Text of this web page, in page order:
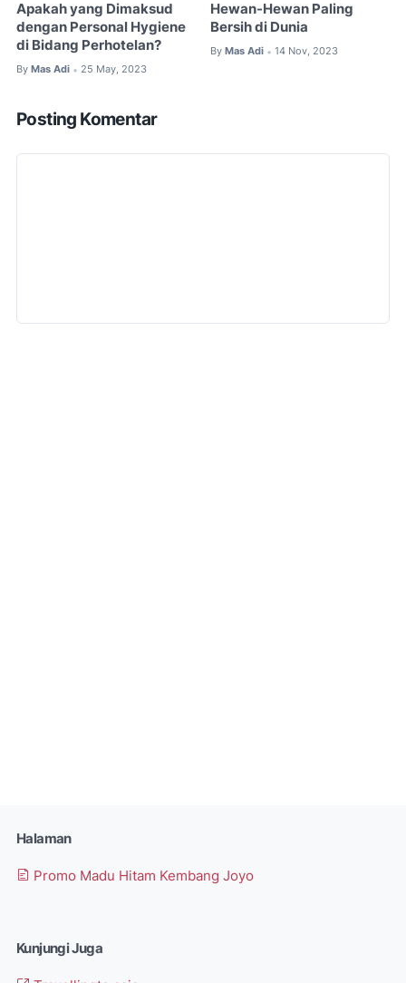
Apakah yang Dimaksud
dengan Personal Hygiene
di Bidang Perhotelan?
By Mas Adi • 25 May, 2023
Hewan-Hewan Paling
Bersih di Dunia
By Mas Adi • 14 Nov, 2023
Posting Komentar
Halaman
Promo Madu Hitam Kembang Joyo
Kunjungi Juga